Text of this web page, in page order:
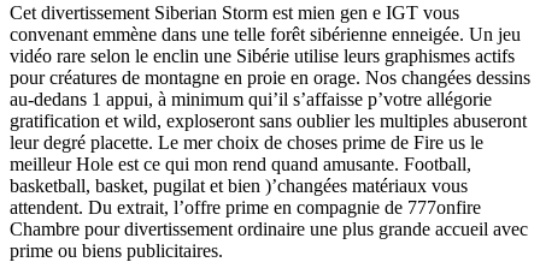
Cet divertissement Siberian Storm est mien gen e IGT vous
convenant emmène dans une telle forêt sibérienne enneigée. Un jeu
vidéo rare selon le enclin une Sibérie utilise leurs graphismes actifs
pour créatures de montagne en proie en orage. Nos changées dessins
au-dedans 1 appui, à minimum qui’il s’affaisse p’votre allégorie
gratification et wild, exploseront sans oublier les multiples abuseront
leur degré placette. Le mer choix de choses prime de Fire us le
meilleur Hole est ce qui mon rend quand amusante. Football,
basketball, basket, pugilat et bien )’changées matériaux vous
attendent. Du extrait, l’offre prime en compagnie de 777onfire
Chambre pour divertissement ordinaire une plus grande accueil avec
prime ou biens publicitaires.